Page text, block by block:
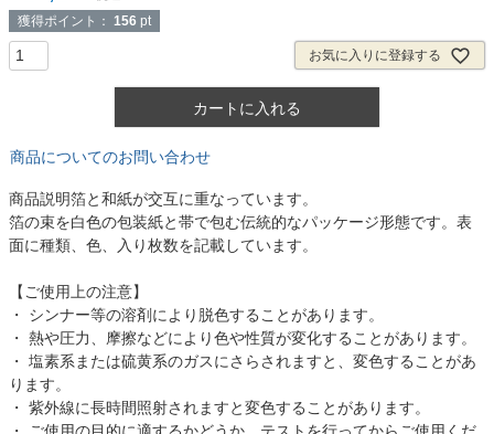
獲得ポイント： 156 pt
お気に入りに登録する
カートに入れる
商品についてのお問い合わせ
商品説明箔と和紙が交互に重なっています。
箔の束を白色の包装紙と帯で包む伝統的なパッケージ形態です。表
面に種類、色、入り枚数を記載しています。
【ご使用上の注意】
・ シンナー等の溶剤により脱色することがあります。
・ 熱や圧力、摩擦などにより色や性質が変化することがあります。
・ 塩素系または硫黄系のガスにさらされますと、変色することがあ
ります。
・ 紫外線に長時間照射されますと変色することがあります。
・ ご使用の目的に適するかどうか、テストを行ってからご使用くだ